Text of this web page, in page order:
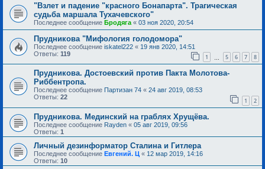
"Взлет и падение "красного Бонапарта". Трагическая
судьба маршала Тухачевского"
Последнее сообщение Бродяга « 03 ноя 2020, 20:54
Прудникова "Мифология голодомора"
Последнее сообщение iskatel222 « 19 янв 2020, 14:51
Ответы: 119 1 5 6 7 8
Прудникова. Достоевский против Пакта Молотова-
Риббентропа.
Последнее сообщение Партизан 74 « 24 авг 2019, 08:53
Ответы: 22 1 2
Прудникова. Мединский на граблях Хрущёва.
Последнее сообщение Rayden « 05 авг 2019, 09:56
Ответы: 1
Личный дезинформатор Сталина и Гитлера
Последнее сообщение Евгений. Ц « 12 мар 2019, 14:16
Ответы: 10